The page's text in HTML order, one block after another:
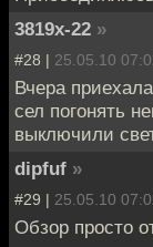
3819x-22 »
#28 | 25.05.10
Вчера
сел погонять
выключили
dipfuf »
#29 | 25.05.10
Обзор просто